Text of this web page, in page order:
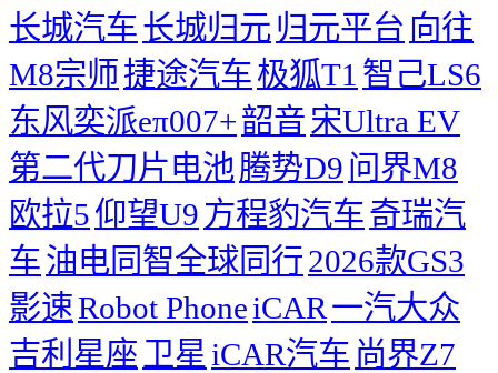
长城汽车长城归元 归元平台 向往
M8宗师 捷途汽车极狐T1 智己LS6
东风奕派eπ007+韶音 宋Ultra EV
第二代刀片电池腾势D9 问界M8
欧拉5仰望U9 方程豹汽车奇瑞汽
车油电同智全球同行2026款GS3
影速Robot PhoneiCAR一汽大众
吉利星座 卫星 iCAR汽车 尚界Z7